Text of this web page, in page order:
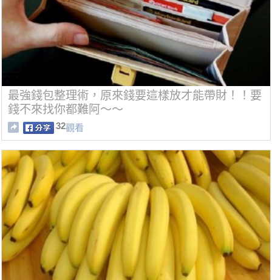
最強錢包整理術，原來錢要這樣放才能帶財！！要
錢不來找你都難阿～～
32觀看